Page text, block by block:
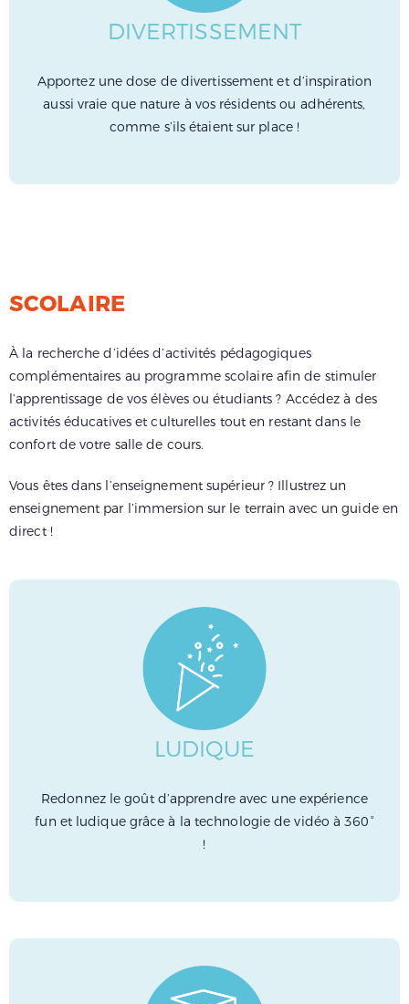
DIVERTISSEMENT
Apportez une dose de divertissement et d’inspiration
aussi vraie que nature à vos résidents ou adhérents,
comme s’ils étaient sur place !
SCOLAIRE
À la recherche d’idées d’activités pédagogiques
complémentaires au programme scolaire afin de stimuler
l’apprentissage de vos élèves ou étudiants ? Accédez à des
activités éducatives et culturelles tout en restant dans le
confort de votre salle de cours.
Vous êtes dans l’enseignement supérieur ? Illustrez un
enseignement par l’immersion sur le terrain avec un guide en
direct !
LUDIQUE
Redonnez le goût d’apprendre avec une expérience
fun et ludique grâce à la technologie de vidéo à 360°
!